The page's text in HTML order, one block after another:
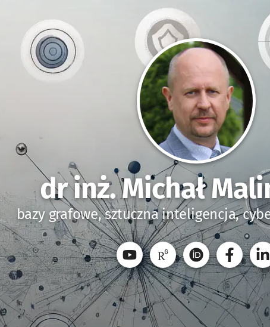
dr inż. Michał
bazy grafowe, sztuczna inteligencja,